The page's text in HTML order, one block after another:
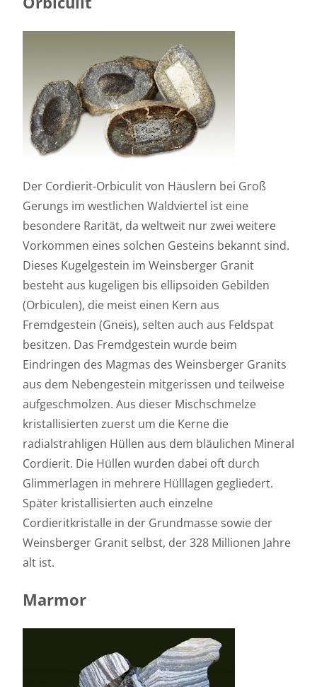
Der Cordierit-Orbiculit von Häuslern bei Groß
Gerungs im westlichen Waldviertel ist eine
besondere Rarität, da weltweit nur zwei weitere
Vorkommen eines solchen Gesteins bekannt sind.
Dieses Kugelgestein im Weinsberger Granit
besteht aus kugeligen bis ellipsoiden Gebilden
(Orbiculen), die meist einen Kern aus
Fremdgestein (Gneis), selten auch aus Feldspat
besitzen. Das Fremdgestein wurde beim
Eindringen des Magmas des Weinsberger Granits
aus dem Nebengestein mitgerissen und teilweise
aufgeschmolzen. Aus dieser Mischschmelze
kristallisierten zuerst um die Kerne die
radialstrahligen Hüllen aus dem bläulichen Mineral
Cordierit. Die Hüllen wurden dabei oft durch
Glimmerlagen in mehrere Hülllagen gegliedert.
Später kristallisierten auch einzelne
Cordieritkristalle in der Grundmasse sowie der
Weinsberger Granit selbst, der 328 Millionen Jahre
alt ist.
Marmor